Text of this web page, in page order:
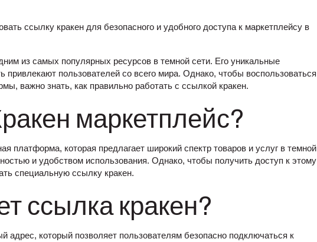
ссылку кракен для безопасного и удобного доступа к маркетплейсу в
из самых популярных ресурсов в темной сети. Его уникальные
привлекают пользователей со всего мира. Однако, чтобы воспользоваться
важно знать, как правильно работать с ссылкой кракен.
маркетплейс?
платформа, которая предлагает широкий спектр товаров и услуг в темной
и удобством использования. Однако, чтобы получить доступ к этому
специальную ссылку кракен.
ссылка кракен?
адрес, который позволяет пользователям безопасно подключаться к